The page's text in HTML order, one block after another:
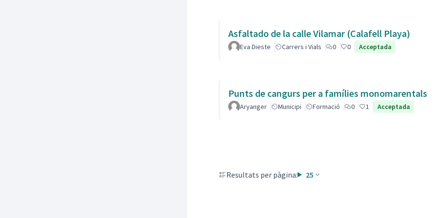
Asfaltado de la calle Vilamar (Calafell Playa)
Eva Dieste Carrers i Vials 0 0 Acceptada
Punts de cangurs per a famílies monomarentals
Aryanger Municipi Formació 0 1 Acceptada
Resultats per pàgina: 25